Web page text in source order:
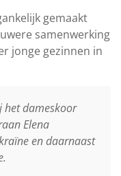
gemaakt
samenwerking
jonge gezinnen in
het dameskoor
Elena
en daarnaast